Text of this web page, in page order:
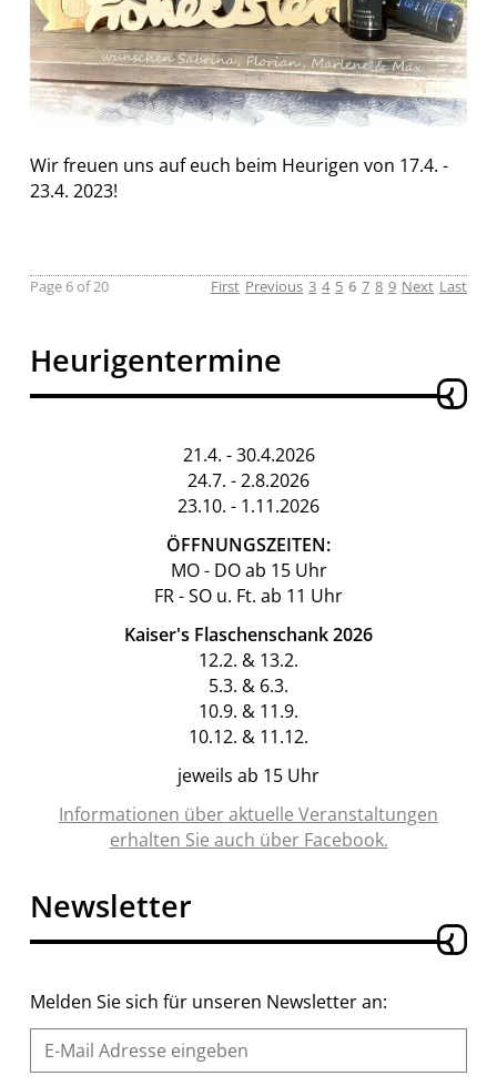
Wir freuen uns auf euch beim Heurigen von 17.4. -
23.4. 2023!
Page 6 of 20 First Previous 3 4 5 6 7 8 9 Next Last
Heurigentermine
21.4. - 30.4.2026
24.7. - 2.8.2026
23.10. - 1.11.2026
ÖFFNUNGSZEITEN:
MO - DO ab 15 Uhr
FR - SO u. Ft. ab 11 Uhr
Kaiser's Flaschenschank 2026
12.2. & 13.2.
5.3. & 6.3.
10.9. & 11.9.
10.12. & 11.12.
jeweils ab 15 Uhr
Informationen über aktuelle Veranstaltungen
erhalten Sie auch über Facebook.
Newsletter
Melden Sie sich für unseren Newsletter an: